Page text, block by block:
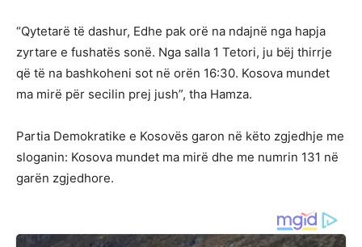
“Qytetarë të dashur, Edhe pak orë na ndajnë nga hapja
zyrtare e fushatës sonë. Nga salla 1 Tetori, ju bëj thirrje
që të na bashkoheni sot në orën 16:30. Kosova mundet
ma mirë për secilin prej jush”, tha Hamza.
Partia Demokratike e Kosovës garon në këto zgjedhje me
sloganin: Kosova mundet ma mirë dhe me numrin 131 në
garën zgjedhore.